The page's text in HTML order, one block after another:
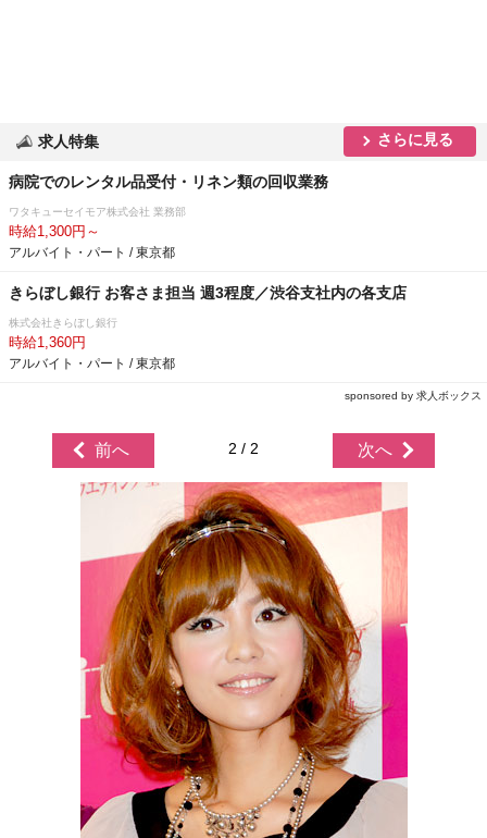
求人特集 さらに見る
病院でのレンタル品受付・リネン類の回収業務
ワタキューセイモア株式会社 業務部
時給1,300円～
アルバイト・パート / 東京都
きらぼし銀行 お客さま担当 週3程度／渋谷支社内の各支店
株式会社きらぼし銀行
時給1,360円
アルバイト・パート / 東京都
sponsored by 求人ボックス
前へ 2 / 2 次へ